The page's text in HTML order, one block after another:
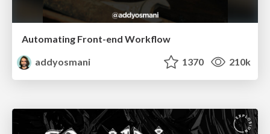
Automating Front-end Workflow
addyosmani
1370 210k